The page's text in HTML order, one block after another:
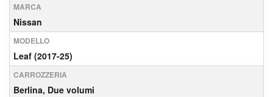
MARCA
Nissan
MODELLO
Leaf (2017-25)
CARROZZERIA
Berlina, Due volumi